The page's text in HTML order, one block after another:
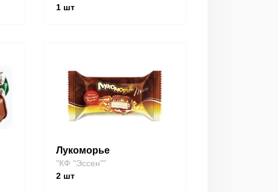
1шт
Лукоморье
"КФ "Эссен""
2шт